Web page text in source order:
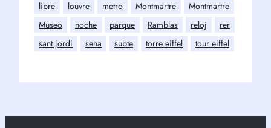
libre
louvre metro Montmartre
Montmartre
Museo
noche parque Ramblas reloj
rer
sant jordi
sena subte torre eiffel tour eiffel